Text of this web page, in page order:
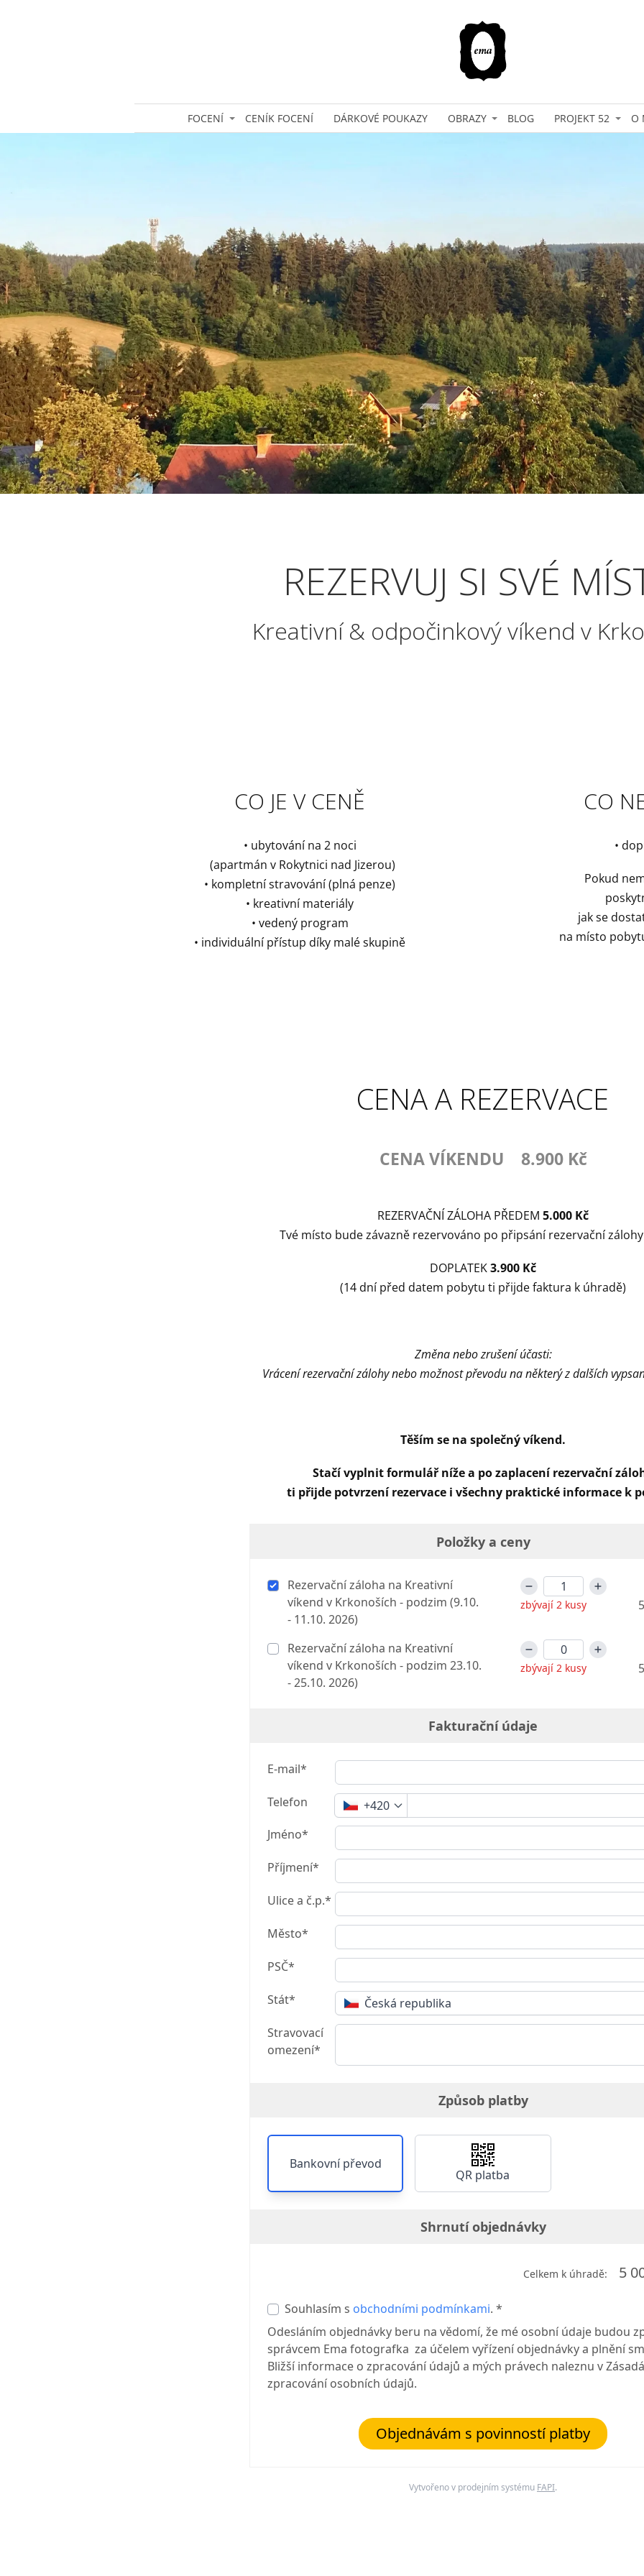
FOCENÍ CENÍK FOCENÍ DÁRKOVÉ POUKAZY OBRAZY BLOG PROJEKT 52 O
REZERVUJ SI SVÉ
Kreativní & odpočinkový víkend v
CO JE V CENĚ
• ubytování na 2 noci
(apartmán v Rokytnici nad Jizerou)
• kompletní stravování (plná penze)
• kreativní materiály
• vedený program
• individuální přístup díky malé skupině
CO
•
Pokud
jak se
na místo
CENA A REZERVACE
CENA VÍKENDU 8.900 Kč
REZERVAČNÍ ZÁLOHA PŘEDEM 5.000 Kč
Tvé místo bude závazně rezervováno po připsání rezervační
DOPLATEK3.900 Kč
(14 dní před datem pobytu ti přijde faktura k úhradě)
Změna nebo zrušení účasti:
Vrácení rezervační zálohy nebo možnost převodu na některý z dalších
Těším se na společný víkend.
Stačí vyplnit formulář níže a po zaplacení rezervační
ti přijde potvrzení rezervace i všechny praktické informace k
Položky a ceny
Rezervační záloha na Kreativní
víkend v Krkonoších - podzim (9.10.
- 11.10. 2026)
zbývají 2 kusy
Rezervační záloha na Kreativní
víkend v Krkonoších - podzim 23.10.
- 25.10. 2026)
zbývají 2 kusy
Fakturační údaje
E-mail*
Telefon
+420
Jméno*
Příjmení*
Ulice a č.p.*
Město*
PSČ*
Stát*
Česká republika
Stravovací
omezení*
Způsob platby
Bankovní převod
QR platba
Shrnutí objednávky
Celkem k úhradě: 5
Souhlasím s obchodními podmínkami. *
Odesláním objednávky beru na vědomí, že mé osobní údaje budou
správcem Ema fotografka za účelem vyřízení objednávky a plnění
Bližší informace o zpracování údajů a mých právech naleznu v
zpracování osobních údajů.
Objednávám s povinností platby
Vytvořeno v prodejním systému FAPI.